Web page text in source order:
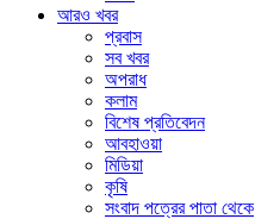
আরও খবর
প্রবাস
সব খবর
অপরাধ
কলাম
বিশেষ প্রতিবেদন
আবহাওয়া
মিডিয়া
কৃষি
সংবাদ পত্রের পাতা থেকে